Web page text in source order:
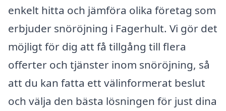
enkelt hitta och jämföra olika företag som
erbjuder snöröjning i Fagerhult. Vi gör det
möjligt för dig att få tillgång till flera
offerter och tjänster inom snöröjning, så
att du kan fatta ett välinformerat beslut
och välja den bästa lösningen för just dina